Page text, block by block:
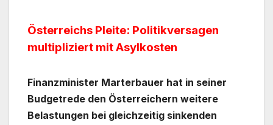
Österreichs Pleite: Politikversagen
multipliziert mit Asylkosten
Finanzminister Marterbauer hat in seiner
Budgetrede den Österreichern weitere
Belastungen bei gleichzeitig sinkenden